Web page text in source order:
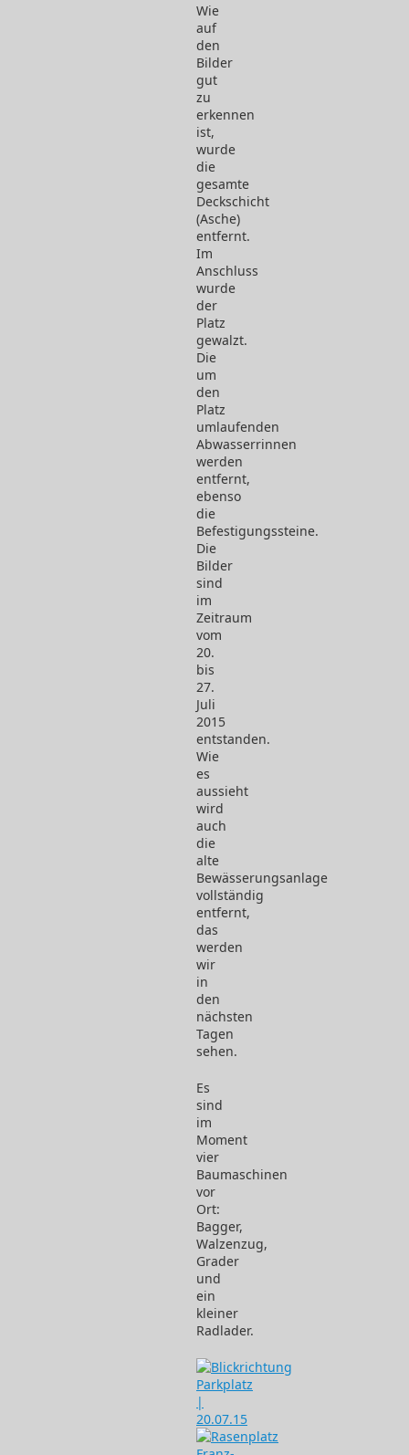
Bilder
20.
bis
27.
Juli
2015
Wie
auf
den
Bilder
gut
zu
erkennen
ist,
wurde
die
gesamte
Deckschicht
(Asche)
entfernt.
Im
Anschluss
wurde
der
Platz
gewalzt.
Die
um
den
Platz
umlaufenden
Abwasserrinnen
werden
entfernt,
ebenso
die
Befestigungssteine.
Die
Bilder
sind
im
Zeitraum
vom
20.
bis
27.
Juli
2015
entstanden.
Wie
es
aussieht
wird
auch
die
alte
Bewässerungsanlage
vollständig
entfernt,
das
werden
wir
in
den
nächsten
Tagen
sehen.
Es
sind
im
Moment
vier
Baumaschinen
vor
Ort:
Bagger,
Walzenzug,
Grader
und
ein
kleiner
Radlader.